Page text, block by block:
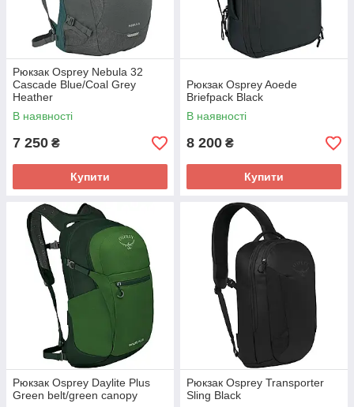
Рюкзак Osprey Nebula 32
Cascade Blue/Coal Grey
Heather
В наявності
7 250 ₴
Купити
Рюкзак Osprey Aoede
Briefpack Black
В наявності
8 200 ₴
Купити
Рюкзак Osprey Daylite Plus
Green belt/green canopy
Рюкзак Osprey Transporter
Sling Black